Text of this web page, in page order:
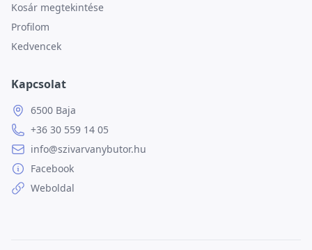
Kosár megtekintése
Profilom
Kedvencek
Kapcsolat
6500 Baja
+36 30 559 14 05
info@szivarvanybutor.hu
Facebook
Weboldal